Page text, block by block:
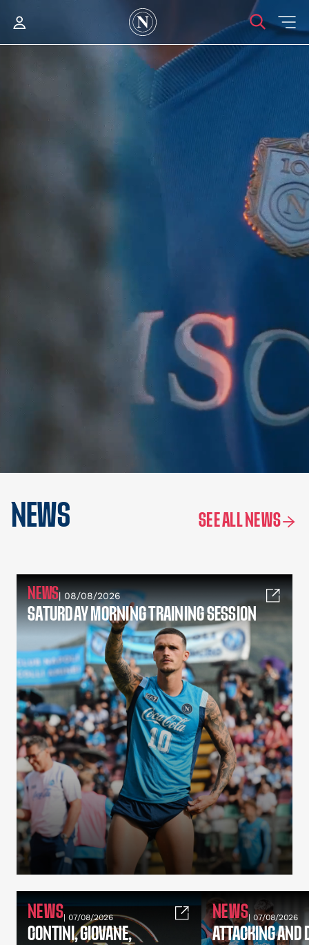
NEWS SEE ALL NEWS
NEWS| 08/08/2026
SATURDAY MORNING TRAINING SESSION
NEWS| 07/08/2026
CONTINI, GIOVANE,
NEWS| 07/08/2026
ATTACKING AND